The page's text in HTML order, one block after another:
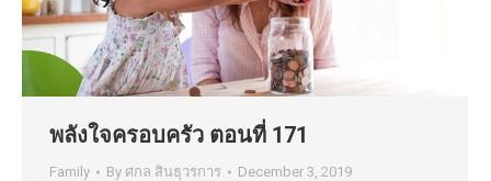
พลังใจครอบครัว ตอนที่ 171
Family By ศกล สินธุวรการ December 3, 2019